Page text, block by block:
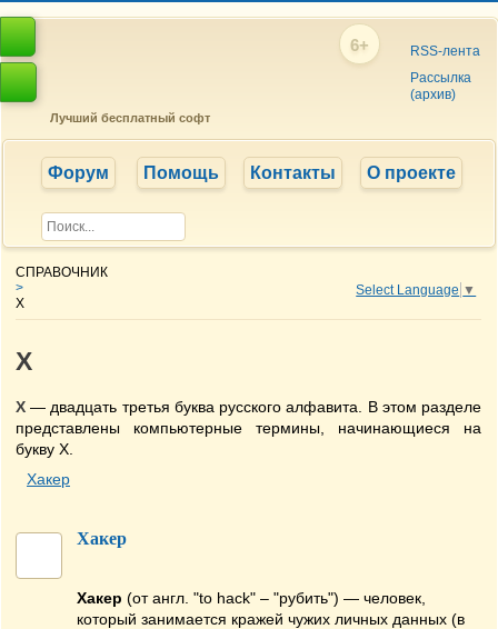
6+
RSS-лента
Рассылка
(архив)
Лучший бесплатный софт
Форум Помощь Контакты О проекте
СПРАВОЧНИК
>
Х
Select Language ▼
Х
Х — двадцать третья буква русского алфавита. В этом разделе
представлены компьютерные термины, начинающиеся на
букву Х.
Хакер
Хакер
Хакер (от англ. "to hack" – "рубить") — человек,
который занимается кражей чужих личных данных (в